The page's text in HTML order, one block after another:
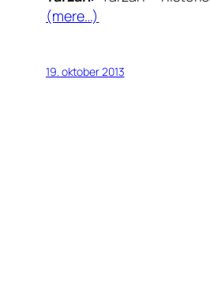
(mere…)
19. oktober 2013